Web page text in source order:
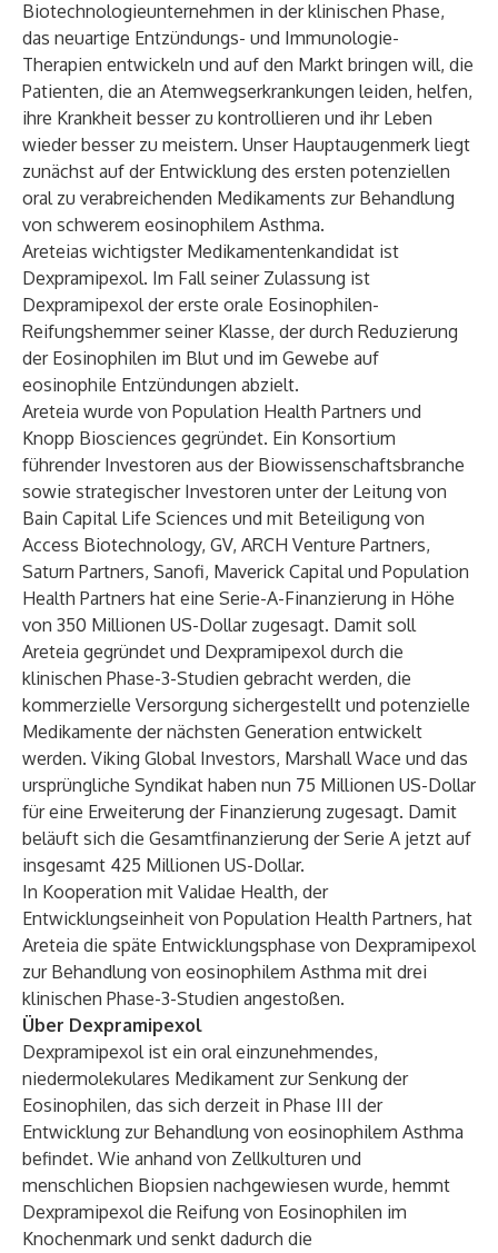
Biotechnologieunternehmen in der klinischen Phase,
das neuartige Entzündungs- und Immunologie-
Therapien entwickeln und auf den Markt bringen will, die
Patienten, die an Atemwegserkrankungen leiden, helfen,
ihre Krankheit besser zu kontrollieren und ihr Leben
wieder besser zu meistern. Unser Hauptaugenmerk liegt
zunächst auf der Entwicklung des ersten potenziellen
oral zu verabreichenden Medikaments zur Behandlung
von schwerem eosinophilem Asthma.
Areteias wichtigster Medikamentenkandidat ist
Dexpramipexol. Im Fall seiner Zulassung ist
Dexpramipexol der erste orale Eosinophilen-
Reifungshemmer seiner Klasse, der durch Reduzierung
der Eosinophilen im Blut und im Gewebe auf
eosinophile Entzündungen abzielt.
Areteia wurde von Population Health Partners und
Knopp Biosciences gegründet. Ein Konsortium
führender Investoren aus der Biowissenschaftsbranche
sowie strategischer Investoren unter der Leitung von
Bain Capital Life Sciences und mit Beteiligung von
Access Biotechnology, GV, ARCH Venture Partners,
Saturn Partners, Sanofi, Maverick Capital und Population
Health Partners hat eine Serie-A-Finanzierung in Höhe
von 350 Millionen US-Dollar zugesagt. Damit soll
Areteia gegründet und Dexpramipexol durch die
klinischen Phase-3-Studien gebracht werden, die
kommerzielle Versorgung sichergestellt und potenzielle
Medikamente der nächsten Generation entwickelt
werden. Viking Global Investors, Marshall Wace und das
ursprüngliche Syndikat haben nun 75 Millionen US-Dollar
für eine Erweiterung der Finanzierung zugesagt. Damit
beläuft sich die Gesamtfinanzierung der Serie A jetzt auf
insgesamt 425 Millionen US-Dollar.
In Kooperation mit Validae Health, der
Entwicklungseinheit von Population Health Partners, hat
Areteia die späte Entwicklungsphase von Dexpramipexol
zur Behandlung von eosinophilem Asthma mit drei
klinischen Phase-3-Studien angestoßen.
Über Dexpramipexol
Dexpramipexol ist ein oral einzunehmendes,
niedermolekulares Medikament zur Senkung der
Eosinophilen, das sich derzeit in Phase III der
Entwicklung zur Behandlung von eosinophilem Asthma
befindet. Wie anhand von Zellkulturen und
menschlichen Biopsien nachgewiesen wurde, hemmt
Dexpramipexol die Reifung von Eosinophilen im
Knochenmark und senkt dadurch die